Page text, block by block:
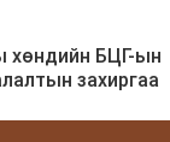
хөндийн БЦГ-ын
захиргаа